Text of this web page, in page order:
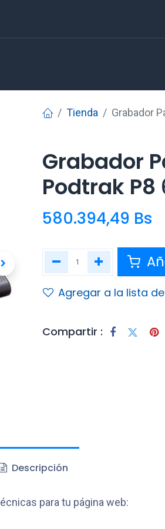
Tienda Grabador
Grabador
Podtrak
580.394,49 Bs
Agregar a la lista
Compartir :
Descripción
para tu página web: